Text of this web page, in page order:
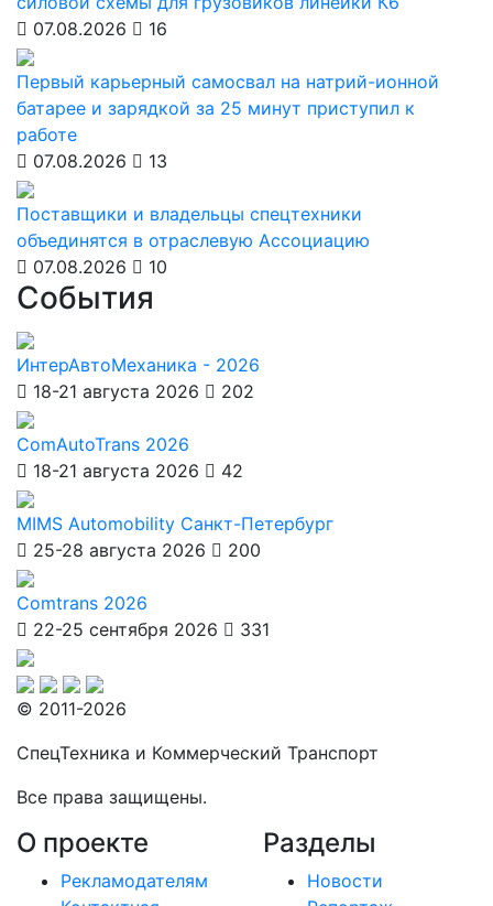
07.08.2026
16
Первый карьерный самосвал на натрий-ионной
батарее и зарядкой за 25 минут приступил к
работе
07.08.2026
13
Поставщики и владельцы спецтехники
объединятся в отраслевую Ассоциацию
07.08.2026
10
События
ИнтерАвтоМеханика - 2026
18-21 августа 2026
202
ComAutoTrans 2026
18-21 августа 2026
42
MIMS Automobility Санкт-Петербург
25-28 августа 2026
200
Comtrans 2026
22-25 сентября 2026
331
© 2011-2026
СпецТехника и Коммерческий Транспорт
Все права защищены.
О проекте
Рекламодателям
Разделы
Новости